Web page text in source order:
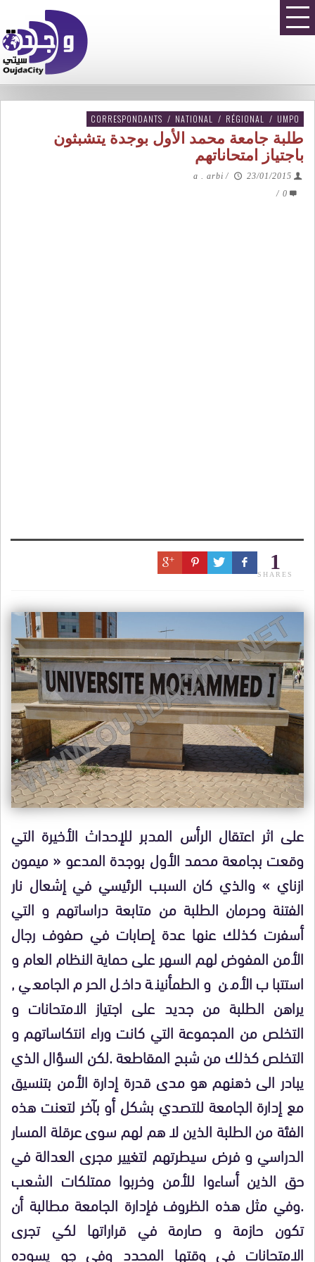
CORRESPONDANTS / NATIONAL / RÉGIONAL / UMPO
طلبة جامعة محمد الأول بوجدة يتشبثون
باجتياز امتحاناتهم
a . arbi /
23/01/2015
0
/
1
SHARES
على اثر اعتقال الرأس المدبر للإحداث الأخيرة التي
وقعت بجامعة محمد الأول بوجدة المدعو « ميمون
ازناي » والذي كان السبب الرئيسي في إشعال نار
الفتنة وحرمان الطلبة من متابعة دراساتهم و التي
أسفرت كذلك عنها عدة إصابات في صفوف رجال
الأمن المفوض لهم السهر على حماية النظام العام و
استتباب الأمن و الطمأنينة داخل الحرم الجامعي ,
يراهن الطلبة من جديد على اجتياز الامتحانات و
التخلص من المجموعة التي كانت وراء انتكاساتهم و
التخلص كذلك من شبح المقاطعة .لكن السؤال الذي
يبادر الى ذهنهم هو مدى قدرة إدارة الأمن بتنسيق
مع إدارة الجامعة للتصدي بشكل أو بآخر لتعنت هذه
الفئة من الطلبة الذين لا هم لهم سوى عرقلة المسار
الدراسي و فرض سيطرتهم لتغيير مجرى العدالة في
حق الذين أساءوا للأمن وخربوا ممتلكات الشعب
.وفي مثل هذه الظروف فإدارة الجامعة مطالبة أن
تكون حازمة و صارمة في قراراتها لكي تجرى
الامتحانات في وقتها المحدد وفي جو يسوده